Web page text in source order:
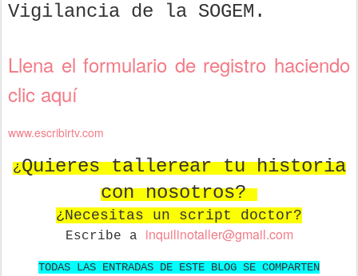
Vigilancia de la SOGEM.
Llena el formulario de registro haciendo
clic aquí
www.escribirtv.com
¿Quieres tallerear tu historia
con nosotros?
¿Necesitas un script doctor?
Escribe a inquilinotaller@gmail.com
TODAS LAS ENTRADAS DE ESTE BLOG SE COMPARTEN